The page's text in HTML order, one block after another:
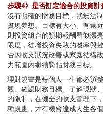
步驟4》是否訂定適合的投資計
沒有明確的財務目標，就無法
實現夢想。目標有大小、有遠
則投資組合的預期報酬看似漂
限度，徒增投資失敗的機率與
否因收支狀況改善或家庭結構
力範圍內繼續緊貼財務目標。
理財規畫是每個人一生都必須
觀、確認財務目標、了解現狀
的限制，在健全的收支管理下
種規畫，才有機會達成人生各